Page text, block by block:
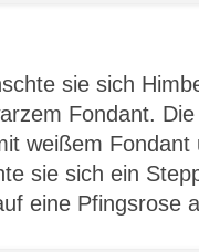
sie sich
Fondant.
weißem Fondant
sie sich ein
eine Pfingsrose